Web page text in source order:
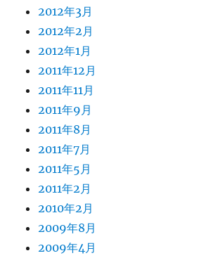
2012年3月
2012年2月
2012年1月
2011年12月
2011年11月
2011年9月
2011年8月
2011年7月
2011年5月
2011年2月
2010年2月
2009年8月
2009年4月